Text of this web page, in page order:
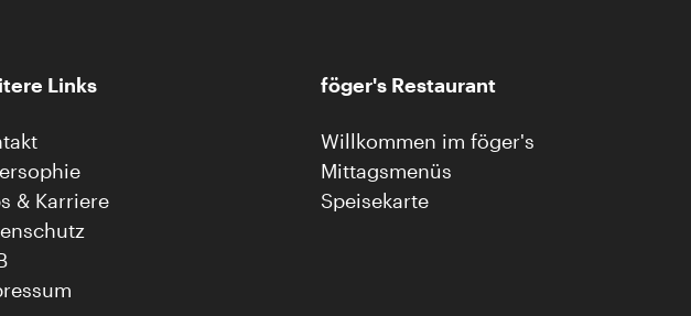
Links
& Karriere
föger's Restaurant
Willkommen im föger's
Mittagsmenüs
Speisekarte